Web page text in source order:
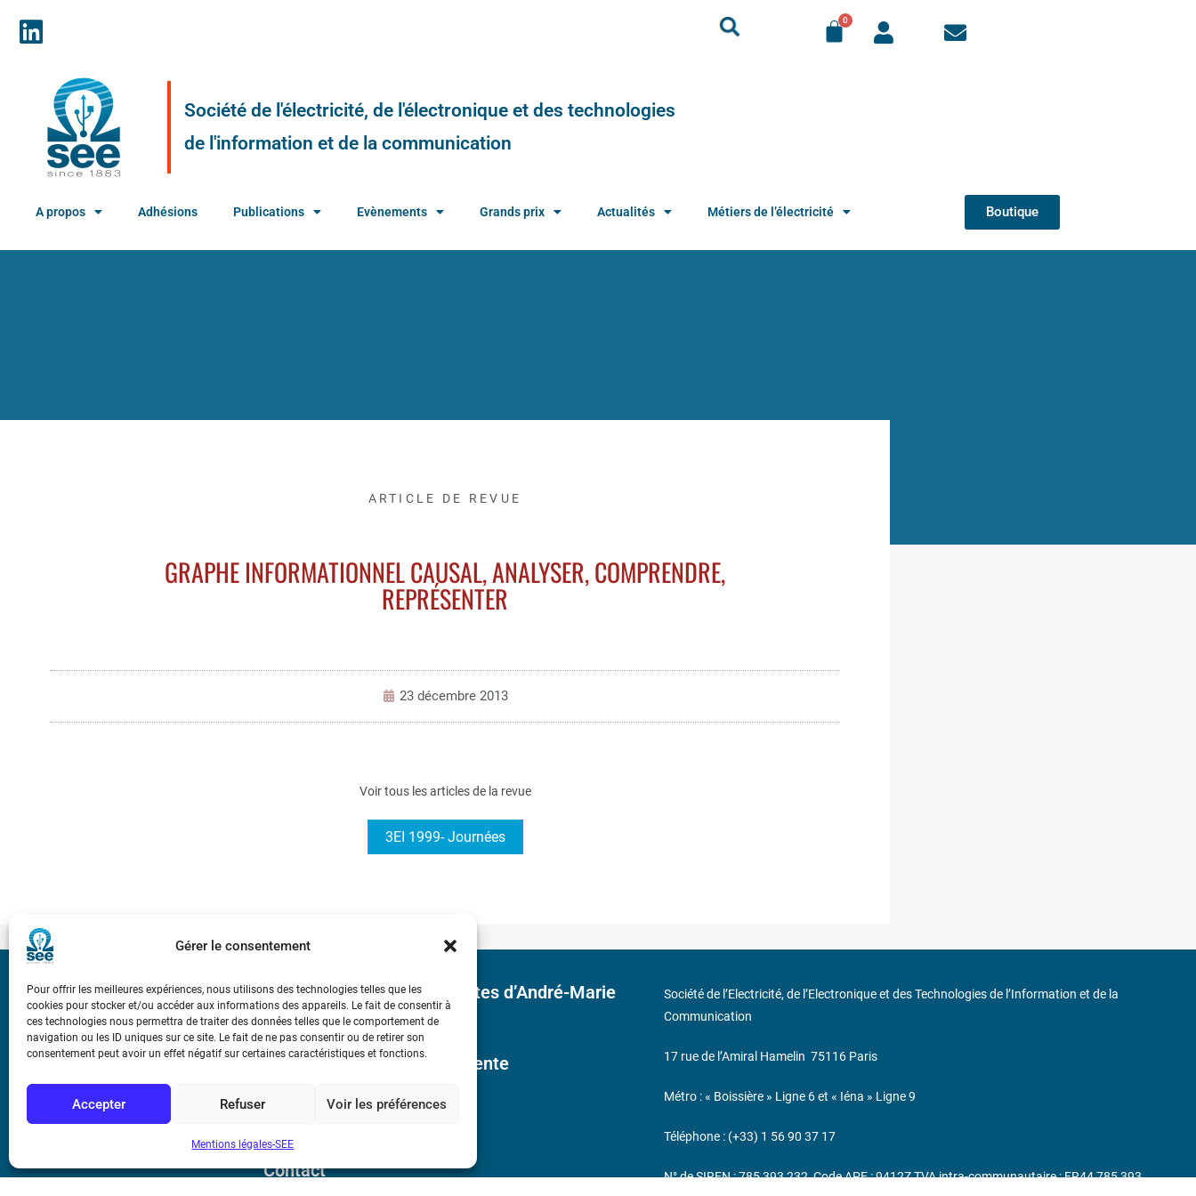
Gérer le consentement
Pour offrir les meilleures expériences, nous utilisons des technologies telles que les
cookies pour stocker et/ou accéder aux informations des appareils. Le fait de consentir à
ces technologies nous permettra de traiter des données telles que le comportement de
navigation ou les ID uniques sur ce site. Le fait de ne pas consentir ou de retirer son
consentement peut avoir un effet négatif sur certaines caractéristiques et fonctions.
Accepter Refuser Voir les préférences
Mentions légales-SEE
Société de l'électricité, de l'électronique et des technologies
de l'information et de la communication
A propos Adhésions Publications Evènements Grands prix Actualités Métiers de l’électricité Boutique
ARTICLE DE REVUE
GRAPHE INFORMATIONNEL CAUSAL, ANALYSER, COMPRENDRE,
REPRÉSENTER
23 décembre 2013
Voir tous les articles de la revue
3EI 1999- Journées
Bicentenaire des découvertes d’André-Marie
Ampère
Conditions Générales de Vente
Mentions légales
Contact
Société de l’Electricité, de l’Electronique et des Technologies de l’Information et de la
Communication
17 rue de l’Amiral Hamelin 75116 Paris
Métro : « Boissière » Ligne 6 et « Iéna » Ligne 9
Téléphone : (+33) 1 56 90 37 17
N° de SIREN : 785 393 232, Code APE : 9412Z TVA intra-communautaire : FR44 785 393